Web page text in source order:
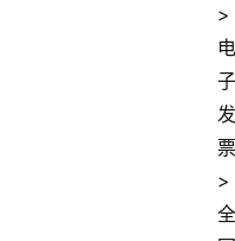
>
电
子
发
票
>
全